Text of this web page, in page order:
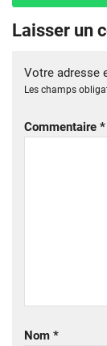
Laisser un
Votre adresse
Les champs
Commentaire *
Nom *